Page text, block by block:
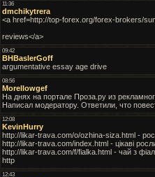
11:36
dmchikytrera
<a href=http://top-forex.org/forex-brokers/
reviews</a>
09:42
BHBaslerGoff
argumentative essay age drive
08:56
Morellowgef
На днях на портале Проза.ру из
Написал модератору. Ответили, что
12:08
KevinHurry
http://likar-trava.com/o/ozhina-siza.html -
http://likar-trava.com/index.html - цікаві
http://likar-trava.com/f/fialka.html - чай з
http
12:43